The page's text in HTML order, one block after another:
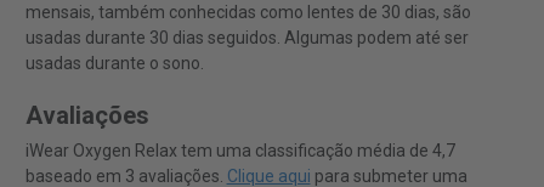
mensais, também conhecidas como lentes de 30 dias, são
usadas durante 30 dias seguidos. Algumas podem até ser
usadas durante o sono.
Avaliações
iWear Oxygen Relax tem uma classificação média de 4,7
baseado em 3 avaliações. Clique aqui para submeter uma